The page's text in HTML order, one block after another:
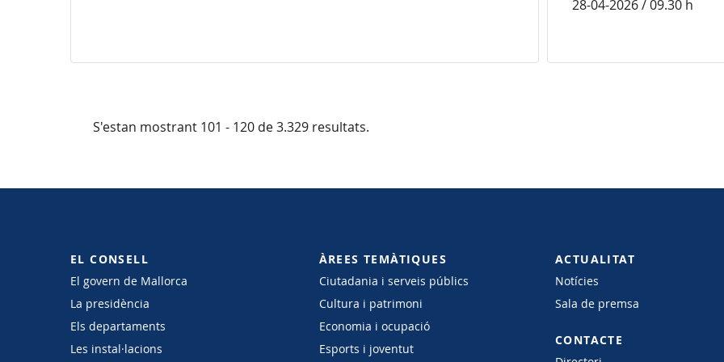
28-04-2026 / 09.30 h
S'estan mostrant 101 - 120 de 3.329 resultats.
EL CONSELL
El govern de Mallorca
La presidència
Els departaments
Les instal·lacions
ÀREES TEMÀTIQUES
Ciutadania i serveis públics
Cultura i patrimoni
Economia i ocupació
Esports i joventut
ACTUALITAT
Notícies
Sala de premsa
CONTACTE